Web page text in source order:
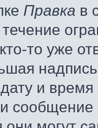
Правка в
то уже
и